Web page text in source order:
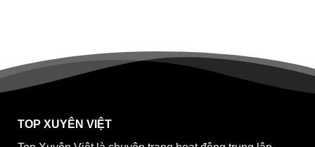
TOP XUYÊN VIỆT